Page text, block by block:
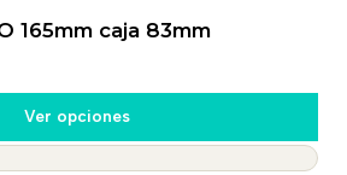
165mm caja 83mm
Ver opciones